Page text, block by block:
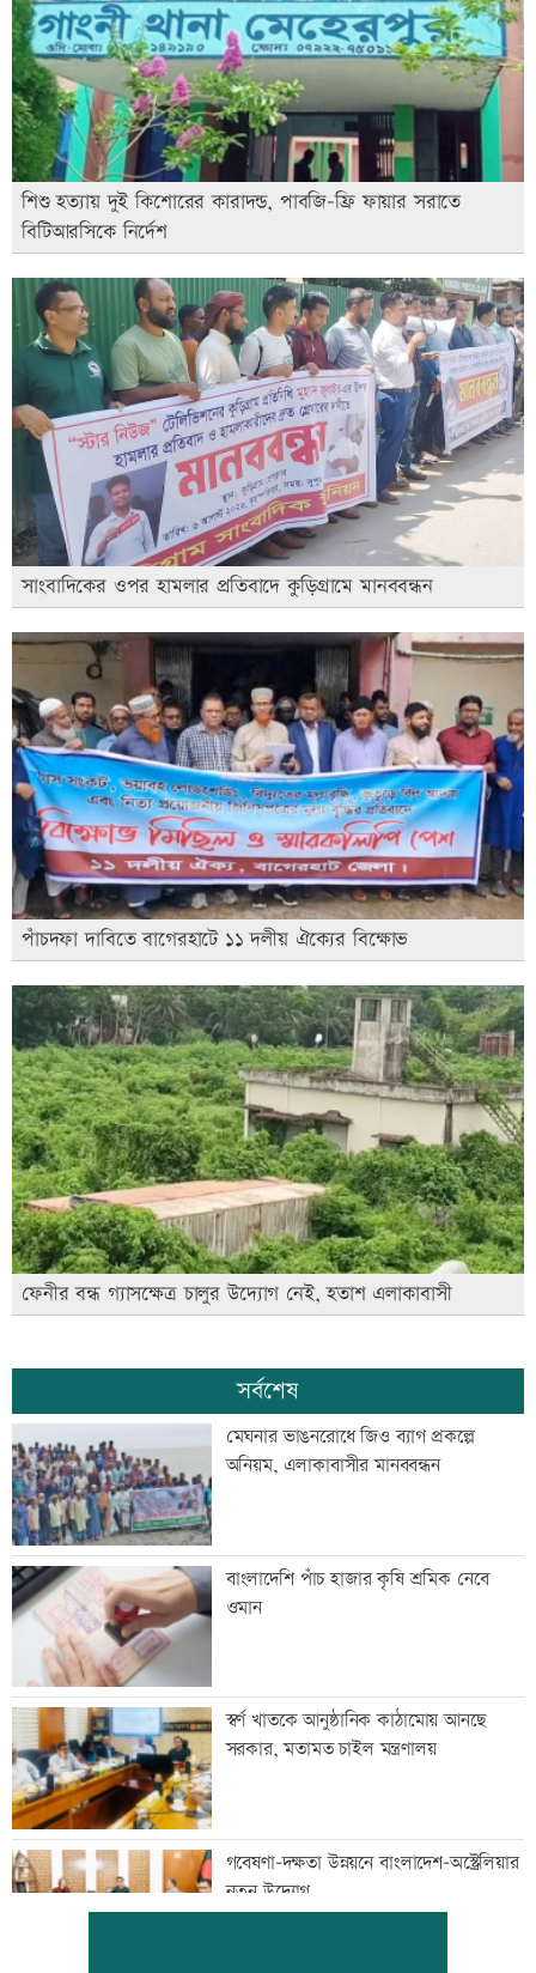
শিশু হত্যায় দুই কিশোরের কারাদন্ড, পাবজি-ফ্রি ফায়ার সরাতে
বিটিআরসিকে নির্দেশ
সাংবাদিকের ওপর হামলার প্রতিবাদে কুড়িগ্রামে মানববন্ধন
পাঁচদফা দাবিতে বাগেরহাটে ১১ দলীয় ঐক্যের বিক্ষোভ
ফেনীর বন্ধ গ্যাসক্ষেত্র চালুর উদ্যোগ নেই, হতাশ এলাকাবাসী
সর্বশেষ
মেঘনার ভাঙনরোধে জিও ব্যাগ প্রকল্পে
অনিয়ম, এলাকাবাসীর মানববন্ধন
বাংলাদেশি পাঁচ হাজার কৃষি শ্রমিক নেবে
ওমান
স্বর্ণ খাতকে আনুষ্ঠানিক কাঠামোয় আনছে
সরকার, মতামত চাইল মন্ত্রণালয়
গবেষণা-দক্ষতা উন্নয়নে বাংলাদেশ-অস্ট্রেলিয়ার
নতুন উদ্যোগ